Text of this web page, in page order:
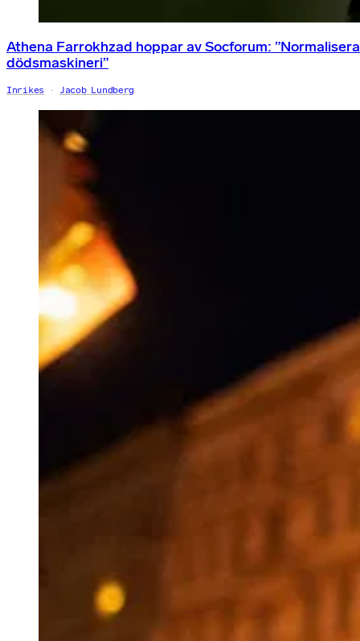
Athena Farrokhzad hoppar av Socforum:
dödsmaskineri”
Inrikes Jacob Lundberg